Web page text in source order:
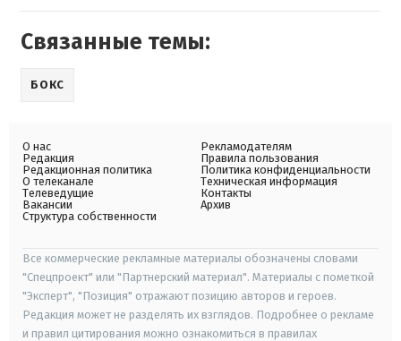
Связанные темы:
БОКС
О нас
Редакция
Редакционная политика
О телеканале
Телеведущие
Вакансии
Структура собственности
Рекламодателям
Правила пользования
Политика конфиденциальности
Техническая информация
Контакты
Архив
Все коммерческие рекламные материалы обозначены словами
"Спецпроект" или "Партнерский материал". Материалы с пометкой
"Эксперт", "Позиция" отражают позицию авторов и героев.
Редакция может не разделять их взглядов. Подробнее о рекламе
и правил цитирования можно ознакомиться в правилах